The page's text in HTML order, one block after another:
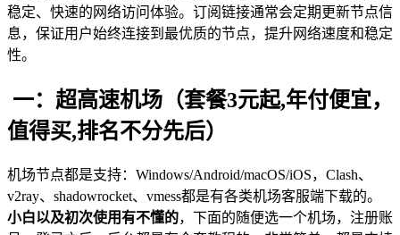
稳定、快速的网络访问体验。订阅链接通常会定期更新节点信
息，保证用户始终连接到最优质的节点，提升网络速度和稳定
性。
一：超高速机场（套餐3元起,年付便宜，
值得买,排名不分先后）
机场节点都是支持：Windows/Android/macOS/iOS，Clash、
v2ray、shadowrocket、vmess都是有各类机场客服端下载的。
小白以及初次使用有不懂的，下面的随便选一个机场，注册账